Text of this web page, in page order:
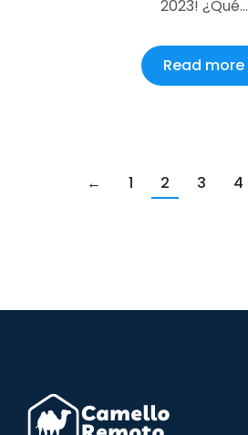
2023! ¿Qué…
Read more
← 1 2 3 4